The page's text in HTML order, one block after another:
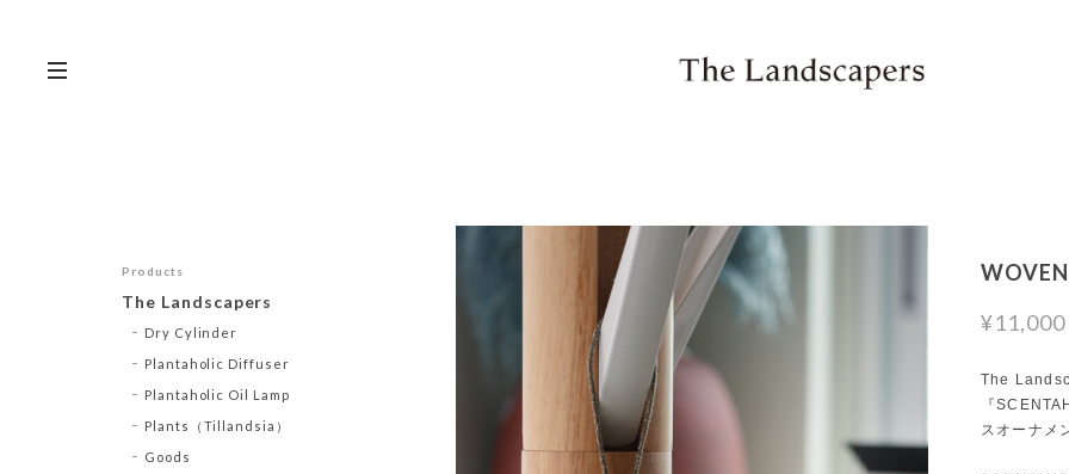
¥11,000
The
『
スオーナメ
Products
The Landscapers
Dry Cylinder
Plantaholic Diffuser
Plantaholic Oil Lamp
Plants（Tillandsia）
Goods